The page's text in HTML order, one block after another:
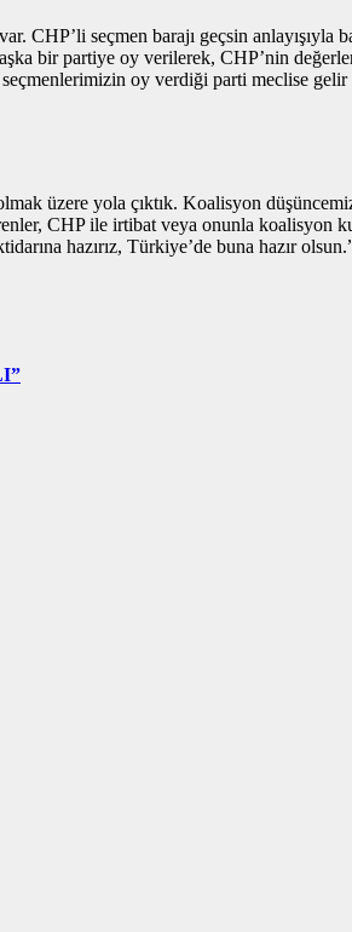
CHP’li seçmen barajı geçsin
bir partiye oy verilerek, CHP’nin
oy verdiği parti meclise
üzere yola çıktık. Koalisyon
CHP ile irtibat veya onunla koalisyon
hazırız, Türkiye’de buna hazır